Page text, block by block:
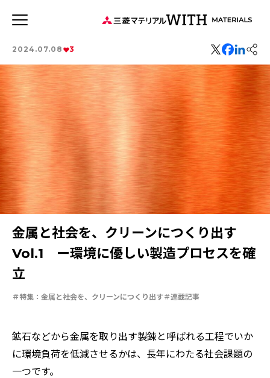
JP
タグから探す
特集：世界のものづくりの力になる 事業
健康経営
特集：循環に価値を。
特集：可能性の素材「タングステン」を世界へ
ソザイのヒミツ
森とマテリアル
社会をつくる素材の力
三菱マテリアルのある街を訪ねて
価値観
安全への取り組み
Rycycling
特集：地熱発電への挑戦
MYSTORY
特集：技術の力で未来をつくる
特集：都市鉱山に挑む
特集：カーボンニュートラルに挑む
特集：進化する銅
電気鉛
特集：金属と社会を、クリーンにつくり出す
resource circulation
Refined lead
カーボンニュートラル
2024.07.08 3
金属と社会を、クリーンにつくり出す
Vol.1 ー環境に優しい製造プロセスを確
立
特集：金属と社会を、クリーンにつくり出す 連載記事
鉱石などから金属を取り出す製錬と呼ばれる工程でいか
に環境負荷を低減させるかは、長年にわたる社会課題の
一つです。